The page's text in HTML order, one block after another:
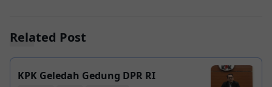
Related Post
KPK Geledah Gedung DPR RI